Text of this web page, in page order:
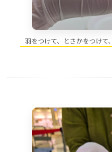
羽をつけて、とさかをつけて